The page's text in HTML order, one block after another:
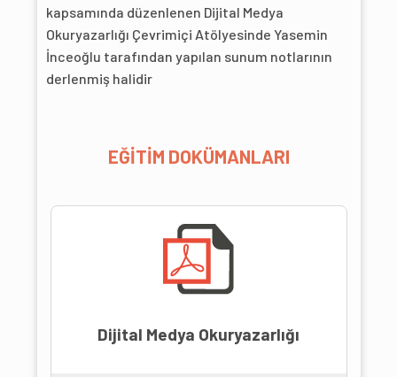
kapsamında düzenlenen Dijital Medya
Okuryazarlığı Çevrimiçi Atölyesinde Yasemin
İnceoğlu tarafından yapılan sunum notlarının
derlenmiş halidir
EĞİTİM DOKÜMANLARI
Dijital Medya Okuryazarlığı